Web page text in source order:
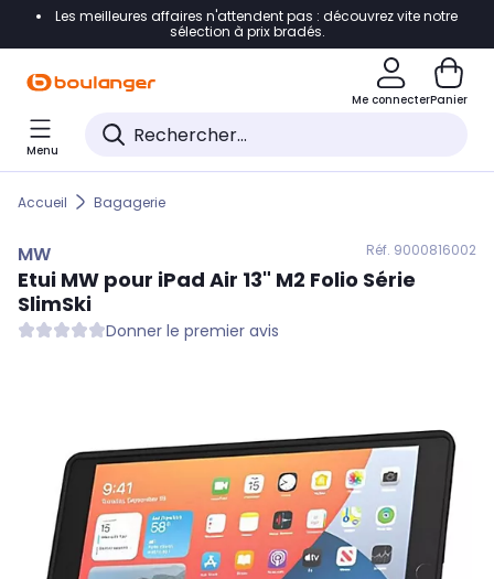
Accéder directement à la navigation
Accéder directement au pied de page
Accéder directement au chatbot
Les meilleures affaires n'attendent pas : découvrez vite notre
sélection à prix bradés.
Me connecterPanier
Menu
Accueil Bagagerie
MW Réf. 9000816002
Etui MW pour iPad Air 13" M2 Folio Série
SlimSki
Donner le premier avis